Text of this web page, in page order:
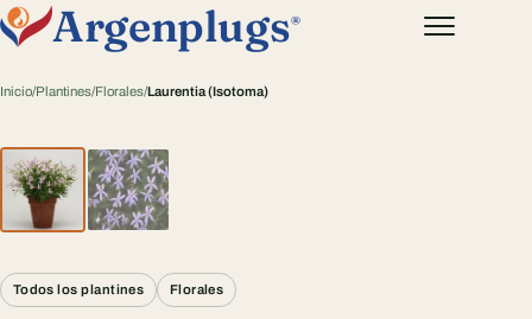
Argenplugs®
Inicio/Plantines/Florales/Laurentia (Isotoma)
Todos los plantines Florales